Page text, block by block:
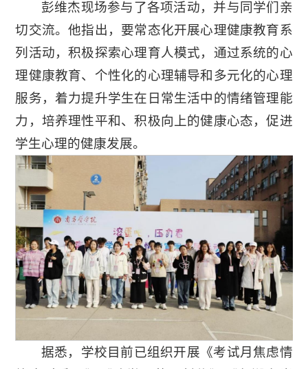
彭维杰现场参与了各项活动，并与同学们亲
切交流。他指出，要常态化开展心理健康教育系
列活动，积极探索心理育人模式，通过系统的心
理健康教育、个性化的心理辅导和多元化的心理
服务，着力提升学生在日常生活中的情绪管理能
力，培养理性平和、积极向上的健康心态，促进
学生心理的健康发展。
据悉，学校目前已组织开展《考试月焦虑情